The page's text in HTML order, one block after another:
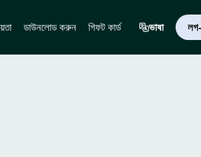
ডাউনলোড করুন গিফট কার্ড ভাষা